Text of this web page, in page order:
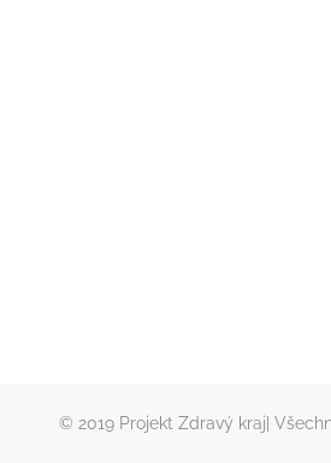
© 2019 Projekt Zdravý kraj|